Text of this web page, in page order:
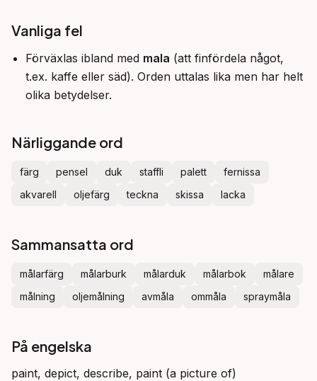
Vanliga fel
Förväxlas ibland med mala (att finfördela något,
t.ex. kaffe eller säd). Orden uttalas lika men har helt
olika betydelser.
Närliggande ord
färg pensel duk staffli palett
fernissa
akvarell
oljefärg teckna skissa lacka
Sammansatta ord
målarfärg målarburk målarduk målarbok
målare
målning
oljemålning avmåla ommåla spraymåla
På engelska
paint, depict, describe, paint (a picture of)